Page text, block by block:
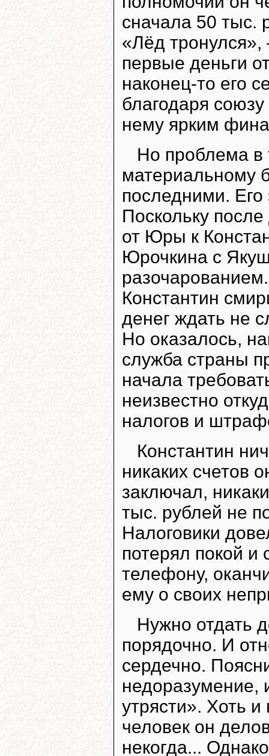
сначала 50 тыс.
«Лёд
первые деньги
наконец-то его
благодаря
нему ярким
Но проблема в
материальному
последними.
Поскольку
от Юры к
Юрочкина с
Константин
денег ждать не
Но оказалось,
служба страны
начала
неизвестно
налогов и
Константин
никаких счетов
заключал,
тыс. рублей не
Налоговики
потерял покой и
телефону,
ему о своих
Нужно отдать
порядочно. И
сердечно.
недоразумение,
утрясти». Хоть
человек он
некогда...